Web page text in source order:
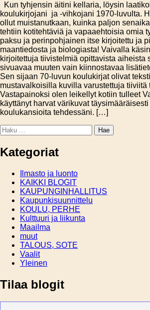
Kun tyhjensin äitini kellaria, löysin
koulukirjojani ja -vihkojani 1970-luvulta.
ollut muistanutkaan, kuinka paljon
tehtiin kotitehtäviä ja vapaaehtoisia omia
paksu ja perinpohjainen itse kirjoitettu ja
maantiedosta ja biologiasta! Vaivalla käsin
kirjoitettuja tiivistelmiä opittavista aiheista
sivuavaa muuten vain kiinnostavaa
Sen sijaan 70-luvun koulukirjat olivat
mustavalkoisilla kuvilla varustettuja tiiviitä
Vastapainoksi olen leikellyt kotiin tulleet
käyttänyt harvat värikuvat
koulukansioita tehdessäni. […]
Haku:
Kategoriat
Ilmasto ja luonto
KAIKKI BLOGIT
KAUPUNGINHALLITUS
Kaupunkisuunnittelu
KOULU, PERHE
Kulttuuri ja liikunta
Maailma
muut
TALOUS, SOTE
Vaalit
Yleinen
Tilaa blogit